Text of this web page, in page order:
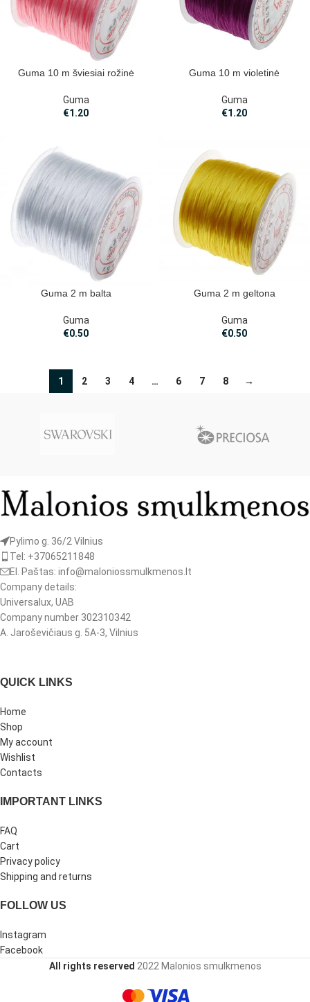
Guma 10 m šviesiai rožinė
Guma
€1.20
Guma 10 m violetinė
Guma
€1.20
Guma 2 m balta
Guma
€0.50
Guma 2 m geltona
Guma
€0.50
1 2 3 4 … 6 7 8 →
Pylimo g. 36/2 Vilnius
Tel: +37065211848
El. Paštas: info@maloniossmulkmenos.lt
Company details:
Universalux, UAB
Company number 302310342
A. Jaroševičiaus g. 5A-3, Vilnius
QUICK LINKS
Home
Shop
My account
Wishlist
Contacts
IMPORTANT LINKS
FAQ
Cart
Privacy policy
Shipping and returns
FOLLOW US
Instagram
Facebook
All rights reserved 2022 Malonios smulkmenos